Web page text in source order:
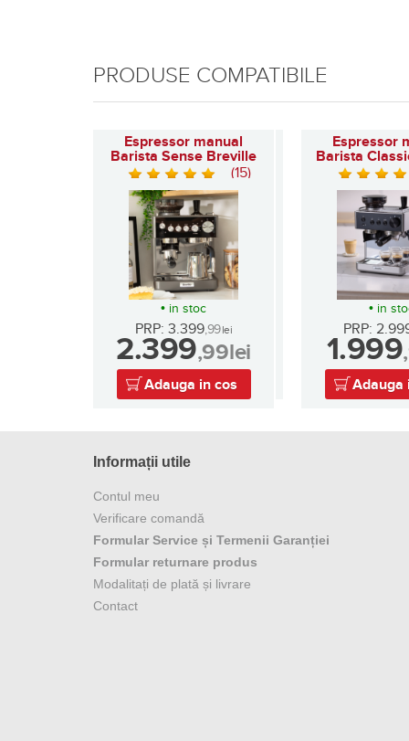
PRODUSE COMPATIBILE
Espressor manual
Barista Sense Breville
(15)
• in stoc
PRP: 3.399,99lei
2.399,99lei
Adauga in cos
Espressor
Barista
• in
PRP:
1.999
Adauga
Informații utile
Contul meu
Verificare comandă
Formular Service și Termenii Garanției
Formular returnare produs
Modalitați de plată și livrare
Contact